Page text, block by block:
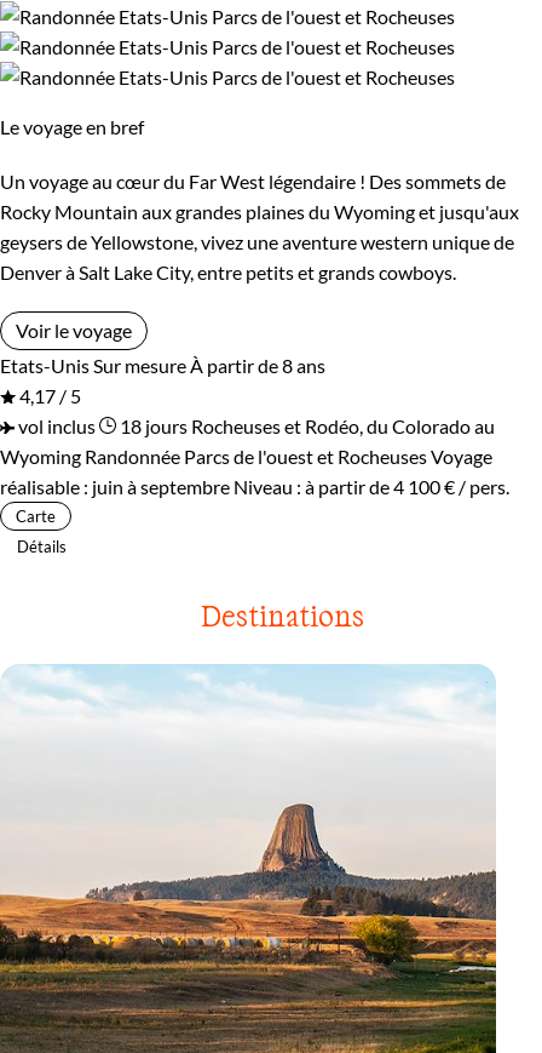
Le voyage en bref
Un voyage au cœur du Far West légendaire ! Des sommets de
Rocky Mountain aux grandes plaines du Wyoming et jusqu'aux
geysers de Yellowstone, vivez une aventure western unique de
Denver à Salt Lake City, entre petits et grands cowboys.
Voir le voyage
Etats-Unis Sur mesure À partir de 8 ans
4,17 / 5
vol inclus
18 jours Rocheuses et Rodéo, du Colorado au
Wyoming Randonnée Parcs de l'ouest et RocheusesVoyage
réalisable : juin à septembre Niveau : à partir de4 100 € / pers.
Carte
Détails
Destinations